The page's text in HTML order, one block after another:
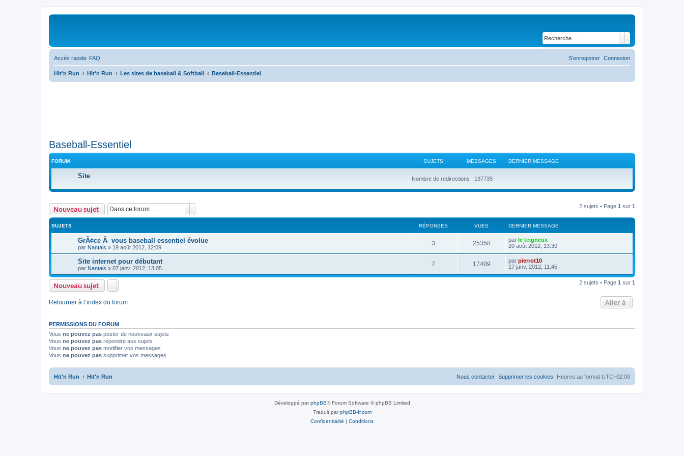
Accès rapide FAQ Connexion
S’enregistrer
Hit'n Run Hit'n Run Les sites de baseball & Softball Baseball-Essentiel
Baseball-Essentiel
FORUM SUJETS MESSAGES DERNIER MESSAGE
Site Nombre de redirections : 197739
Nouveau sujet 2 sujets • Page 1 sur 1
SUJETS RÉPONSES VUES DERNIER MESSAGE
GrÃ¢ce Ã vous baseball essentiel évolue
par Nantais » 19 août 2012, 12:09
3R
é
25358V
u
D
e
i
e
r
par le teigneux
20 août 2012, 13:30
Site internet pour débutant
par Nantais » 07 janv. 2012, 13:05
7R
é
s
17409V
u
D
e
n
a
par pierrot10
17 janv. 2012, 11:45
Nouveau sujet 2 sujets • Page 1 sur 1
Retourner à l’index du forum Aller à
PERMISSIONS DU FORUM
Vous ne pouvez pas poster de nouveaux sujets
Vous ne pouvez pas répondre aux sujets
Vous ne pouvez pas modifier vos messages
Vous ne pouvez pas supprimer vos messages
Hit'n Run Hit'n Run Heures au format UTC+02:00
Supprimer les cookies
Nous contacter
Développé parphpBB® Forum Software © phpBB Limited
Traduit parphpBB-fr.com
Confidentialité | Conditions